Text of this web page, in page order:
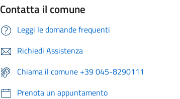
Contatta il comune
Leggi le domande frequenti
Richiedi Assistenza
Chiama il comune +39 045-8290111
Prenota un appuntamento